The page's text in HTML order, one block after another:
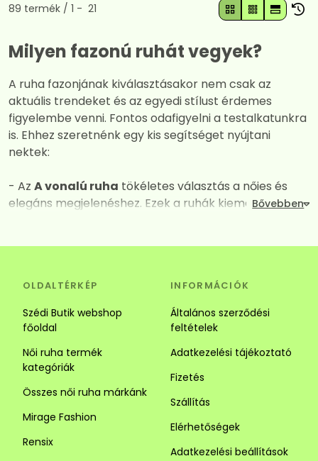
Összes termék a kategóriában
89 termék 1 21
Milyen fazonú ruhát vegyek?
A ruha fazonjának kiválasztásakor nem csak az
aktuális trendeket és az egyedi stílust érdemes
figyelembe venni. Fontos odafigyelni a testalkatunkra
is. Ehhez szeretnénk egy kis segítséget nyújtani
nektek:
- Az A vonalú ruha tökéletes választás a nőies és
elegáns megjelenéshez. Ezek a ruhák kiemelik a
kombinációja garantálja a maximális kényelmet és a
vonzó megjelenést. Tökéletes választás alkalomra és
hétköznapra is.
- AzIngruhaegy igazi jolly joker darab. Számos stílus
közül választhatsz. Az ingruhák ideálisak a laza és
sikkes megjelenéhez. Az ingruhák sokoldalúságuk
révén tökéletesek lehetnek alkalmi és hétköznapi
viseletnek is, kombináld kiegészítőkkel vagy egy
szuper övvel. Alacsony hölgyeknek javasoljuk a
OLDALTÉRKÉP
Szédi Butik webshop
főoldal
Női ruha termék
kategóriák
Összes női ruha márkánk
Mirage Fashion
Rensix
INFORMÁCIÓK
Általános szerződési
feltételek
Adatkezelési tájékoztató
Fizetés
Szállítás
Elérhetőségek
Adatkezelési beállítások